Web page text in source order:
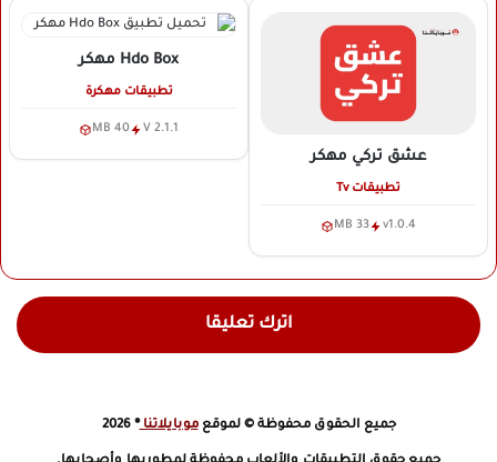
عشق تركي مهكر
تطبيقات Tv
v1.0.4
33 MB
Hdo Box مهكر
تطبيقات مهكرة
V 2.1.1
40 MB
اترك تعليقا
جميع الحقوق محفوظة © لموقعموبايلاتنا® 2026